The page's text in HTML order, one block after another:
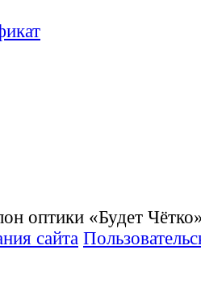
оптики «Будет
сайта